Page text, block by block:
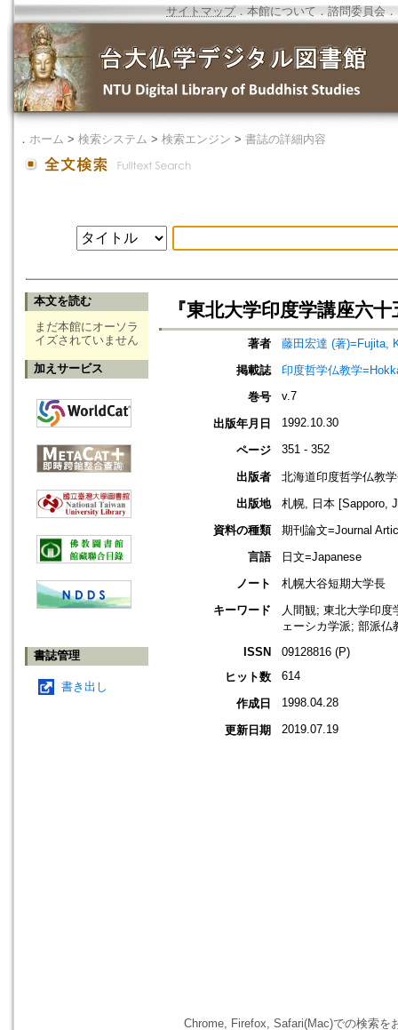
サイトマップ．本館について ． 諮問委員会 ．
． ホーム > 検索システム > 検索エンジン > 書誌の詳細内容
本文を読む
まだ本館にオーソラ
イズされていません
加えサービス
書誌管理
書き出し
『東北大学印度学講座
著者
藤田宏達 (著)=Fujita,
掲載誌
印度哲学仏教学
巻号
v.7
出版年月日 1992.10.30
ページ 351 - 352
出版者
北海道印度哲学仏教
出版地
札幌, 日本 [Sapporo,
資料の種類
期刊論文=Journal
言語
日文=Japanese
ノート
札幌大谷短期大学長
キーワード
人間観; 東北大学印
ェーシカ学派; 部派仏
ISSN
09128816 (P)
ヒット数
614
作成日 1998.04.28
更新日期 2019.07.19
Chrome, Firefox, Safari(Mac)での検索を